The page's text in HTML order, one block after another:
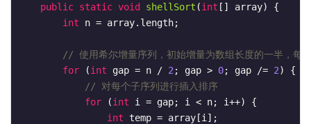
public static void shellSort (int [] array)
{
int n = array.length;
// 使用希尔增量序列，初始增量为数组长度的一半，每
for (int gap = n / 2 ; gap > 0; gap /= 2) {
// 对每个子序列进行插入排序
for (int i = gap; i < n; i++) {
int temp = array[i];